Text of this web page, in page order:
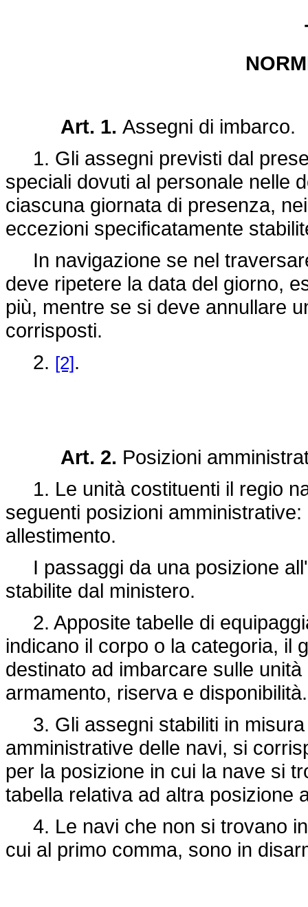
Art. 1. Assegni di imbarco.
1. Gli assegni previsti dal
speciali dovuti al personale nelle
ciascuna giornata di presenza,
eccezioni specificatamente
In navigazione se nel
deve ripetere la data del giorno,
più, mentre se si deve annullare
corrisposti.
2. [2].
Art. 2. Posizioni
1. Le unità costituenti il regio
seguenti posizioni
allestimento.
I passaggi da una posizione
stabilite dal ministero.
2. Apposite tabelle di
indicano il corpo o la categoria, il
destinato ad imbarcare sulle
armamento, riserva e disponibilità.
3. Gli assegni stabiliti in misura
amministrative delle navi, si
per la posizione in cui la nave si
tabella relativa ad altra posizione
4. Le navi che non si trovano
cui al primo comma, sono in